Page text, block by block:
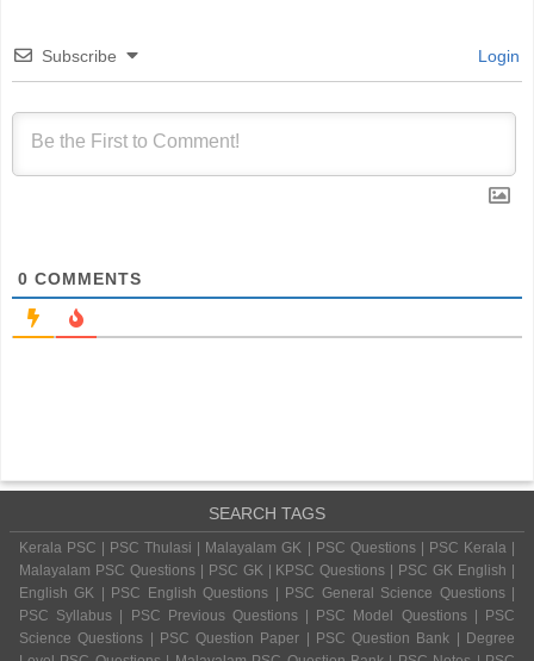
Subscribe Login
0 COMMENTS
SEARCH TAGS
Kerala PSC | PSC Thulasi | Malayalam GK | PSC Questions | PSC Kerala |
Malayalam PSC Questions | PSC GK | KPSC Questions | PSC GK English |
English GK | PSC English Questions | PSC General Science Questions |
PSC Syllabus | PSC Previous Questions | PSC Model Questions | PSC
Science Questions | PSC Question Paper | PSC Question Bank | Degree